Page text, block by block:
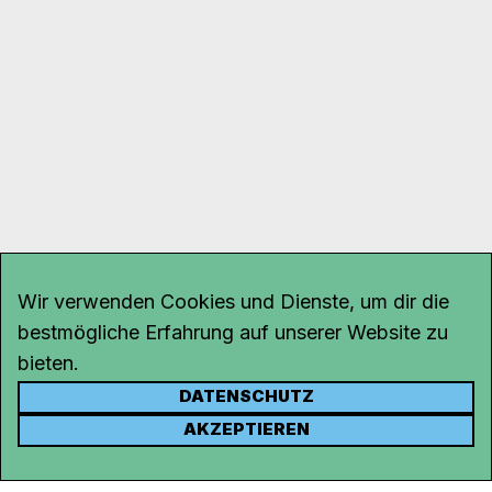
KONTAKT
Wir verwenden Cookies und Dienste, um dir die
bestmögliche Erfahrung auf unserer Website zu
bieten.
DATENSCHUTZ
AKZEPTIEREN